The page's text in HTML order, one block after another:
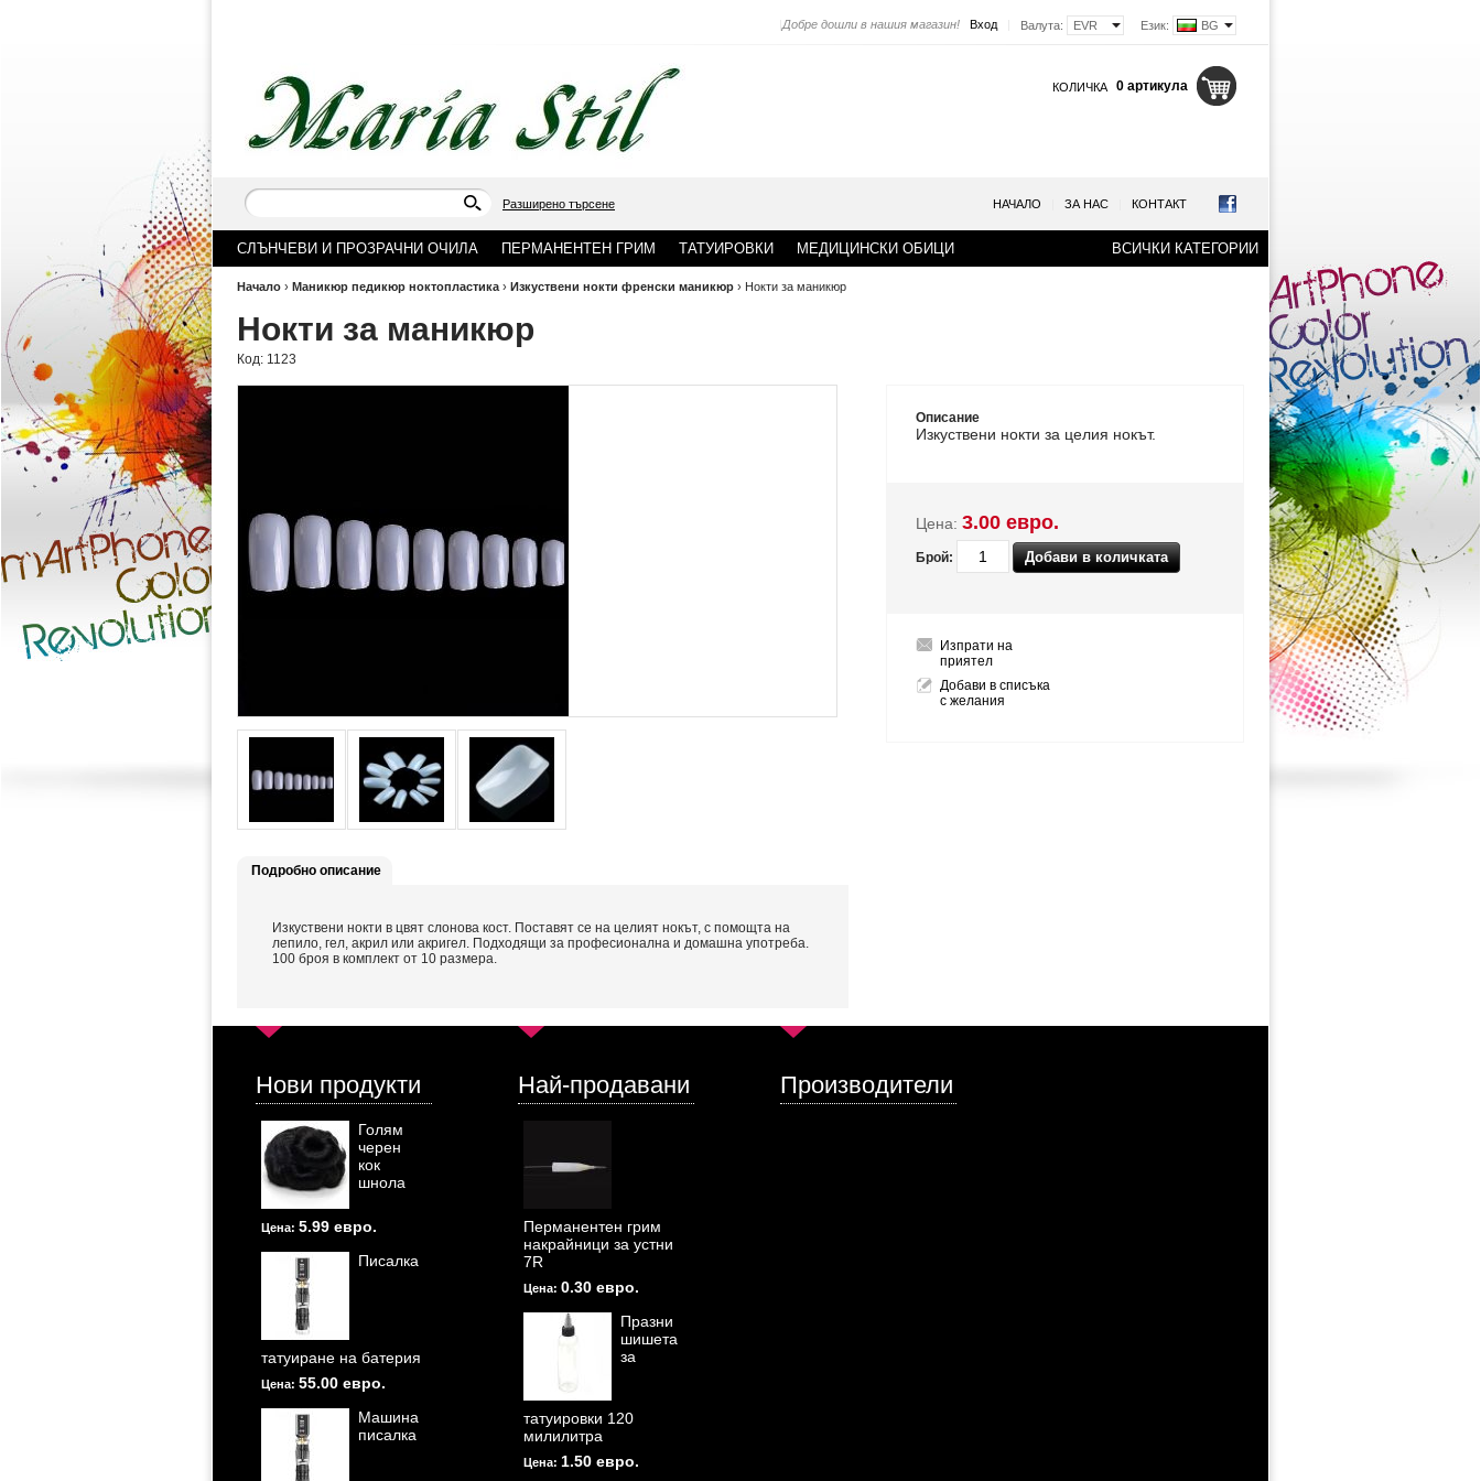
Език: BG
Валута: EVR
Вход
Добре дошли в нашия магазин!
КОЛИЧКА 0 артикула
Разширено търсене НАЧАЛО ЗА НАС КОНТАКТ
СЛЪНЧЕВИ И ПРОЗРАЧНИ ОЧИЛА ПЕРМАНЕНТЕН ГРИМ ТАТУИРОВКИ МЕДИЦИНСКИ ОБИЦИ ВСИЧКИ КАТЕГОРИИ
Начало › Маникюр педикюр ноктопластика › Изкуствени нокти френски маникюр › Нокти за маникюр
Нокти за маникюр
Код: 1123
Описание
Изкуствени нокти за целия нокът.
Цена: 3.00 евро.
Брой:
Изпрати на
приятел
Добави в списъка
с желания
Подробно описание
Изкуствени нокти в цвят слонова кост. Поставят се на целият нокът, с помощта на
лепило, гел, акрил или акригел. Подходящи за професионална и домашна употреба.
100 броя в комплект от 10 размера.
Нови продукти
Голям
черен
кок
шнола
Цена: 5.99 евро.
Писалка
татуиране на батерия
Цена: 55.00 евро.
Машина
писалка
Най-продавани
Перманентен грим
накрайници за устни
7R
Цена: 0.30 евро.
Празни
шишета
за
татуировки 120
милилитра
Цена: 1.50 евро.
Производители